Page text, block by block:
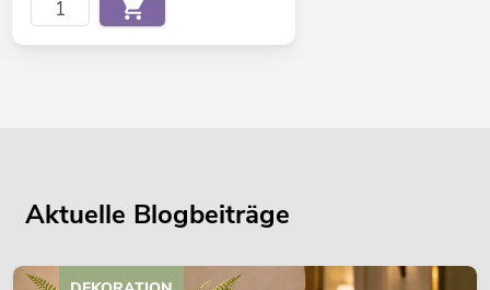
Aktuelle Blogbeiträge